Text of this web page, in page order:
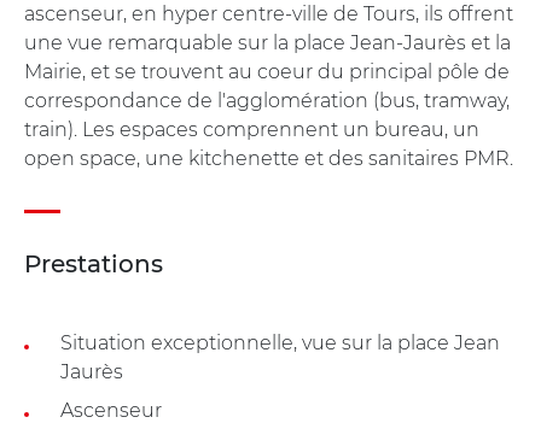
ascenseur, en hyper centre-ville de Tours, ils offrent
une vue remarquable sur la place Jean-Jaurès et la
Mairie, et se trouvent au coeur du principal pôle de
correspondance de l'agglomération (bus, tramway,
train). Les espaces comprennent un bureau, un
open space, une kitchenette et des sanitaires PMR.
Prestations
Situation exceptionnelle, vue sur la place Jean
Jaurès
Ascenseur